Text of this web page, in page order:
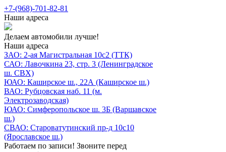
+7-(968)-701-82-81
Наши адреса
Делаем автомобили лучше!
Наши адреса
ЗАО: 2-ая Магистральная 10с2 (ТТК)
САО: Лавочкина 23, стр. 3 (Ленинградское
ш. СВХ)
ЮАО: Каширское ш., 22А (Каширское ш.)
ВАО: Рубцовская наб. 11 (м.
Электрозаводская)
ЮАО: Симферопольское ш. 3Б (Варшавское
ш.)
СВАО: Староватутинский пр-д 10с10
(Ярославское ш.)
Работаем по записи! Звоните перед